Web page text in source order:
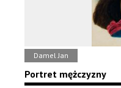
Damel Jan
Portret mężczyzny